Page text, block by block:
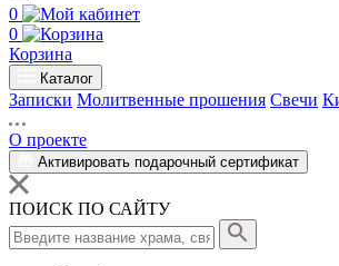
0
0
Корзина
Каталог
Записки Молитвенные прошения Свечи
О проекте
Активировать подарочный сертификат
ПОИСК ПО САЙТУ